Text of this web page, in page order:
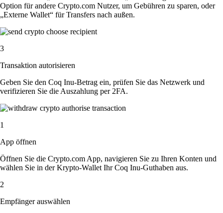
Option für andere Crypto.com Nutzer, um Gebühren zu sparen, oder
„Externe Wallet“ für Transfers nach außen.
3
Transaktion autorisieren
Geben Sie den Coq Inu-Betrag ein, prüfen Sie das Netzwerk und
verifizieren Sie die Auszahlung per 2FA.
1
App öffnen
Öffnen Sie die Crypto.com App, navigieren Sie zu Ihren Konten und
wählen Sie in der Krypto-Wallet Ihr Coq Inu-Guthaben aus.
2
Empfänger auswählen